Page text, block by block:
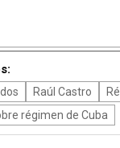
Raúl Castro
régimen de Cuba